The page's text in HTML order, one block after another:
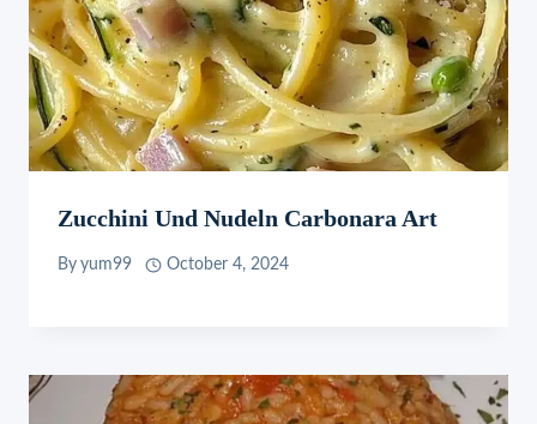
Zucchini Und Nudeln Carbonara Art
By yum99 October 4, 2024